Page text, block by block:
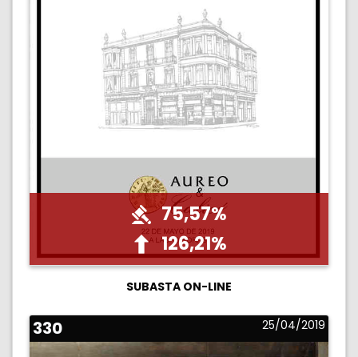
75,57%
126,21%
SUBASTA ON-LINE
330 25/04/2019